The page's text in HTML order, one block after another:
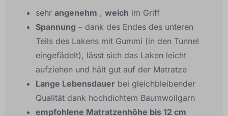
sehr angenehm , weich im Griff
Spannung – dank des Endes des unteren
Teils des Lakens mit Gummi (in den Tunnel
eingefädelt), lässt sich das Laken leicht
aufziehen und hält gut auf der Matratze
Lange Lebensdauer bei gleichbleibender
Qualität dank hochdichtem Baumwollgarn
empfohlene Matratzenhöhe bis 12 cm